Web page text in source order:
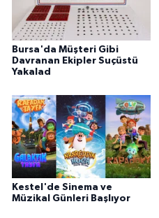
Bursa'da Müşteri Gibi
Davranan Ekipler Suçüstü
Yakalad
Kestel'de Sinema ve
Müzikal Günleri Başlıyor